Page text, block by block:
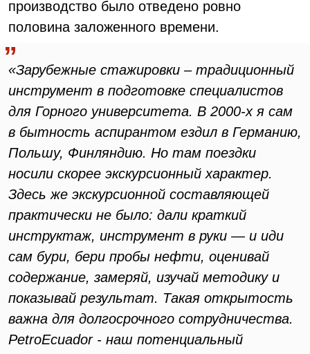
производство было отведено ровно
половина заложенного времени.
«Зарубежные стажировки – традиционный
инструмент в подготовке специалистов
для Горного университета. В 2000-х я сам
в бытность аспирантом ездил в Германию,
Польшу, Финляндию. Но там поездки
носили скорее экскурсионный характер.
Здесь же экскурсионной составляющей
практически не было: дали краткий
инструктаж, инструмент в руки — и иди
сам бури, бери пробы нефти, оценивай
содержание, замеряй, изучай методику и
показывай результат. Такая открытость
важна для долгосрочного сотрудничества.
PetroEcuador - наш потенциальный